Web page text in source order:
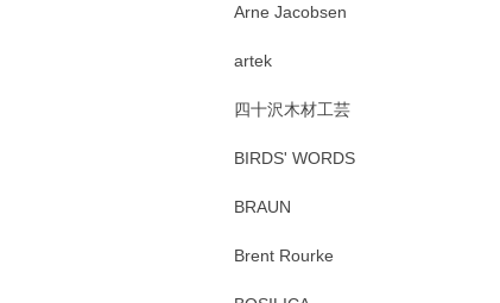
Arne Jacobsen
artek
四十沢木材工芸
BIRDS' WORDS
BRAUN
Brent Rourke